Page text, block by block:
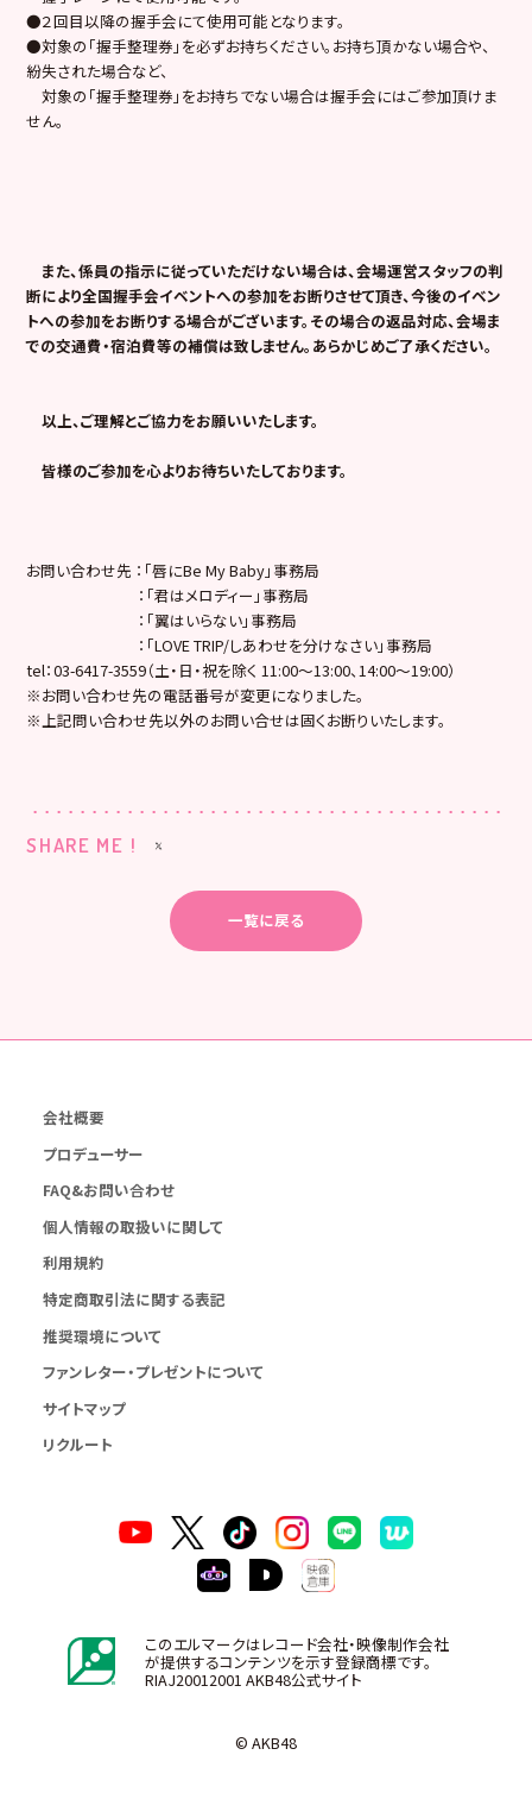
●２回目以降の握手会にて使用可能となります。
●対象の「握手整理券」を必ずお持ちください。お持ち頂かない場合や、
紛失された場合など、
対象の「握手整理券」をお持ちでない場合は握手会にはご参加頂けま
せん。
また、係員の指示に従っていただけない場合は、会場運営スタッフの判
断により全国握手会イベントへの参加をお断りさせて頂き、今後のイベン
トへの参加をお断りする場合がございます。その場合の返品対応、会場ま
での交通費・宿泊費等の補償は致しません。あらかじめご了承ください。
以上、ご理解とご協力をお願いいたします。
皆様のご参加を心よりお待ちいたしております。
お問い合わせ先 ：「唇にBe My Baby」事務局
：「君はメロディー」事務局
：「翼はいらない」事務局
：「LOVE TRIP/しあわせを分けなさい」事務局
tel：03-6417-3559（土・日・祝を除く 11:00～13:00、14:00～19:00）
※お問い合わせ先の電話番号が変更になりました。
※上記問い合わせ先以外のお問い合せは固くお断りいたします。
SHARE ME !
一覧に戻る
会社概要
プロデューサー
FAQ&お問い合わせ
個人情報の取扱いに関して
利用規約
特定商取引法に関する表記
推奨環境について
ファンレター・プレゼントについて
サイトマップ
リクルート
このエルマークはレコード会社・映像制作会社
が提供するコンテンツを示す登録商標です。
RIAJ20012001 AKB48公式サイト
© AKB48